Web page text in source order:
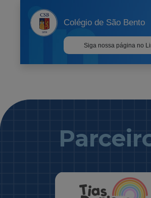
Colégio de São Bento
Siga nossa página no